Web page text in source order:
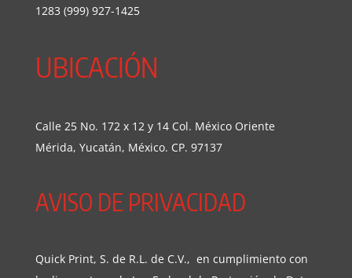
1283 (999) 927-1425
UBICACIÓN
Calle 25 No. 172 x 12 y 14 Col. México Oriente
Mérida, Yucatán, México. CP. 97137
AVISO DE PRIVACIDAD
Quick Print, S. de R.L. de C.V., en cumplimiento con